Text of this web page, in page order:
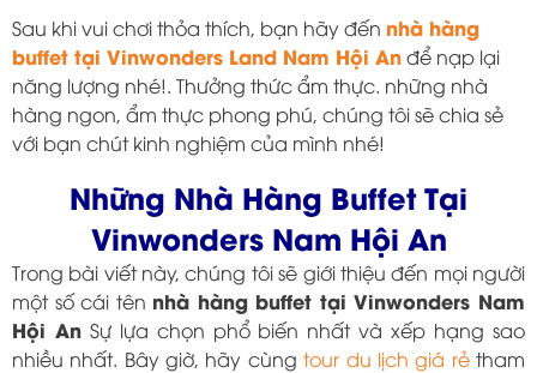
Sau khi vui chơi thỏa thích, bạn hãy đến nhà hàng
buffet tại Vinwonders Land Nam Hội Anđể nạp lại
năng lượng nhé!. Thưởng thức ẩm thực. những nhà
hàng ngon, ẩm thực phong phú, chúng tôi sẽ chia sẻ
với bạn chút kinh nghiệm của mình nhé!
Những Nhà Hàng Buffet Tại
Vinwonders Nam Hội An
Trong bài viết này, chúng tôi sẽ giới thiệu đến mọi người
một số cái tên nhà hàng buffet tại Vinwonders Nam
Hội AnSự lựa chọn phổ biến nhất và xếp hạng sao
nhiều nhất. Bây giờ, hãy cùngtour du lịch giá rẻtham